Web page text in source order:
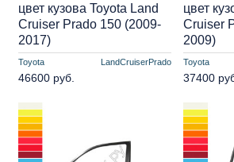
Toyota LandCruiserPrado
цвет кузова Toyota Land
Cruiser Prado 150 (2009-
2017)
46600 руб.
Toyota
цвет
Cruiser
2009)
37400